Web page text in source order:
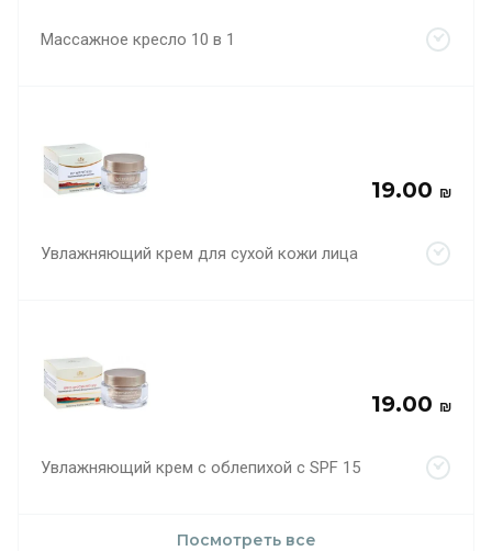
Массажное кресло 10 в 1
19.00 ₪
Увлажняющий крем для сухой кожи лица
19.00 ₪
Увлажняющий крем с облепихой с SPF 15
Посмотреть все